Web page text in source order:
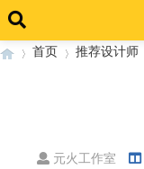
首页 推荐设计师
元火工作室